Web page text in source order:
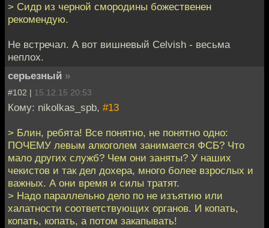
> Сидр из черной смородины божественен
рекомендую.
Не встречал. А вот вишневый Celvish - весьма
неплох.
серьезный »
#102 | 15.12.15 20:53
Кому: nikolkas_spb, #13
> Блин, ребята! Все понятно, не понятно одно:
ПОЧЕМУ левым алкоголем занимается ФСБ? Что
мало других служб? Чем они заняты? У наших
чекистов и так дел дохера, много более взрослых и
важных. А они время и силы тратят.
> Надо параллельно дело по не изъятию или
халатности соответствующих органов. И копать,
копать, копать, а потом закапывать!